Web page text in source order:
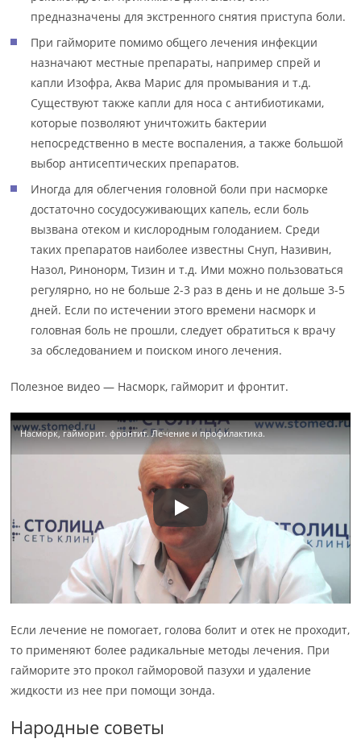
предназначены для экстренного снятия приступа боли.
При гайморите помимо общего лечения инфекции
назначают местные препараты, например спрей и
капли Изофра, Аква Марис для промывания и т.д.
Существуют также капли для носа с антибиотиками,
которые позволяют уничтожить бактерии
непосредственно в месте воспаления, а также большой
выбор антисептических препаратов.
Иногда для облегчения головной боли при насморке
достаточно сосудосуживающих капель, если боль
вызвана отеком и кислородным голоданием. Среди
таких препаратов наиболее известны Снуп, Називин,
Назол, Ринонорм, Тизин и т.д. Ими можно пользоваться
регулярно, но не больше 2-3 раз в день и не дольше 3-5
дней. Если по истечении этого времени насморк и
головная боль не прошли, следует обратиться к врачу
за обследованием и поиском иного лечения.
Полезное видео — Насморк, гайморит и фронтит.
Насморк, гайморит. фронтит. Лечение и профилактика.
Если лечение не помогает, голова болит и отек не проходит,
то применяют более радикальные методы лечения. При
гайморите это прокол гайморовой пазухи и удаление
жидкости из нее при помощи зонда.
Народные советы